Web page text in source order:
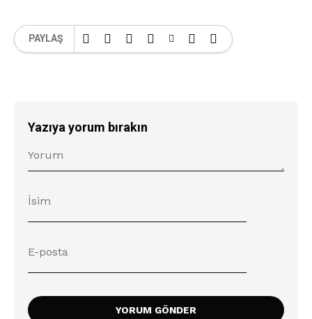
PAYLAŞ
Yazıya yorum bırakın